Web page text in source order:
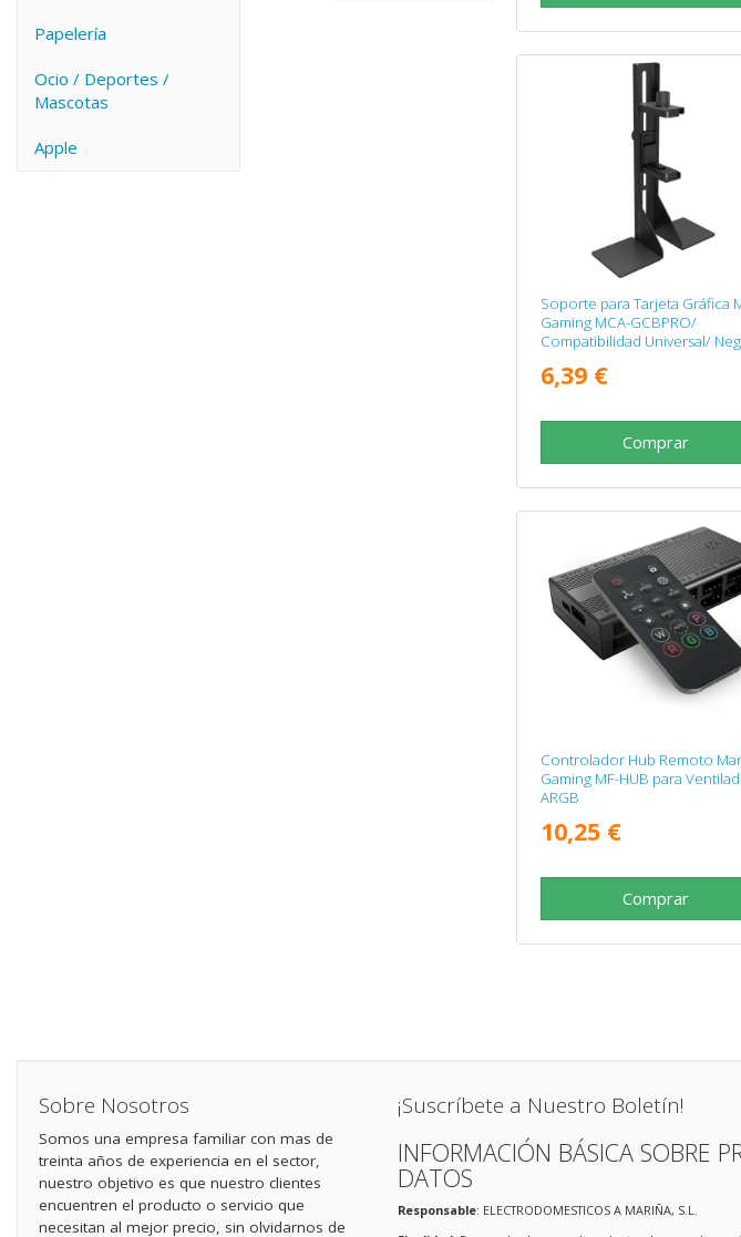
Papelería
Ocio / Deportes /
Mascotas
Apple
Soporte para Tarjeta Gráfica
Gaming MCA-GCBPRO/
Compatibilidad Universal/
6,39 €
Comprar
Controlador Hub Remoto
Gaming MF-HUB para
ARGB
10,25 €
Comprar
Sobre Nosotros
Somos una empresa familiar con mas de
treinta años de experiencia en el sector,
nuestro objetivo es que nuestro clientes
encuentren el producto o servicio que
necesitan al mejor precio, sin olvidarnos de
¡Suscríbete a Nuestro Boletín!
INFORMACIÓN BÁSICA SOBRE
DATOS
Responsable: ELECTRODOMESTICOS A MARIÑA, S.L.